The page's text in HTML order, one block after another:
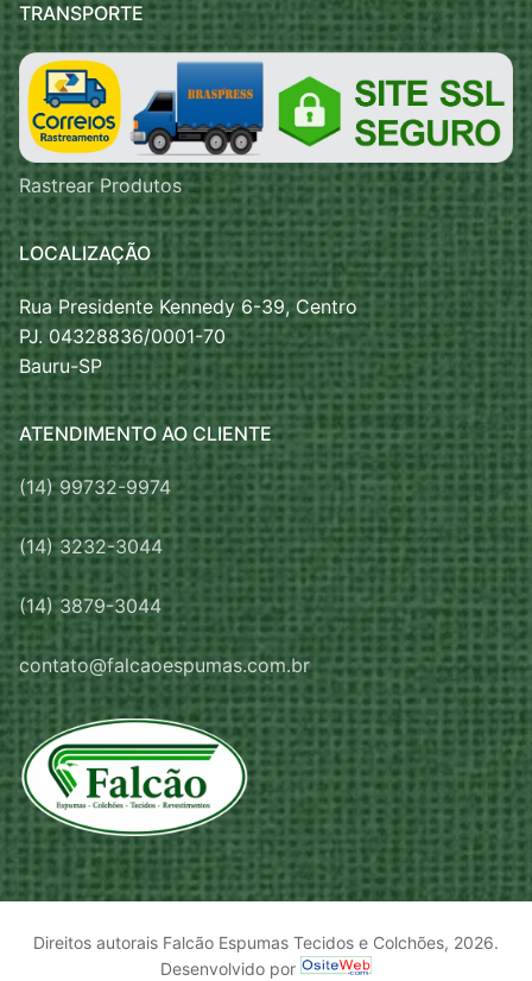
TRANSPORTE
Rastrear Produtos
LOCALIZAÇÃO
Rua Presidente Kennedy 6-39, Centro
PJ. 04328836/0001-70
Bauru-SP
ATENDIMENTO AO CLIENTE
(14) 99732-9974
(14) 3232-3044
(14) 3879-3044
contato@falcaoespumas.com.br
Direitos autorais Falcão Espumas Tecidos e Colchões, 2026.
Desenvolvido por